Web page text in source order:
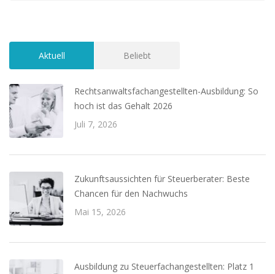
Aktuell Beliebt
Rechtsanwaltsfachangestellten-Ausbildung: So
hoch ist das Gehalt 2026
Juli 7, 2026
Zukunftsaussichten für Steuerberater: Beste
Chancen für den Nachwuchs
Mai 15, 2026
Ausbildung zu Steuerfachangestellten: Platz 1